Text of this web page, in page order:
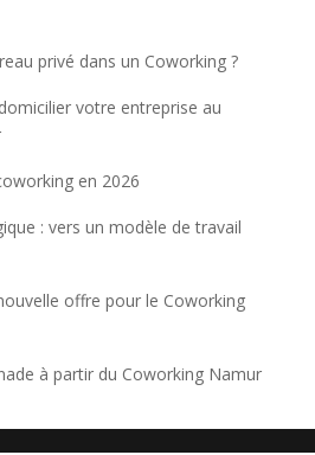
privé dans un Coworking ?
votre entreprise au
en 2026
: vers un modèle de travail
offre pour le Coworking
à partir du Coworking Namur